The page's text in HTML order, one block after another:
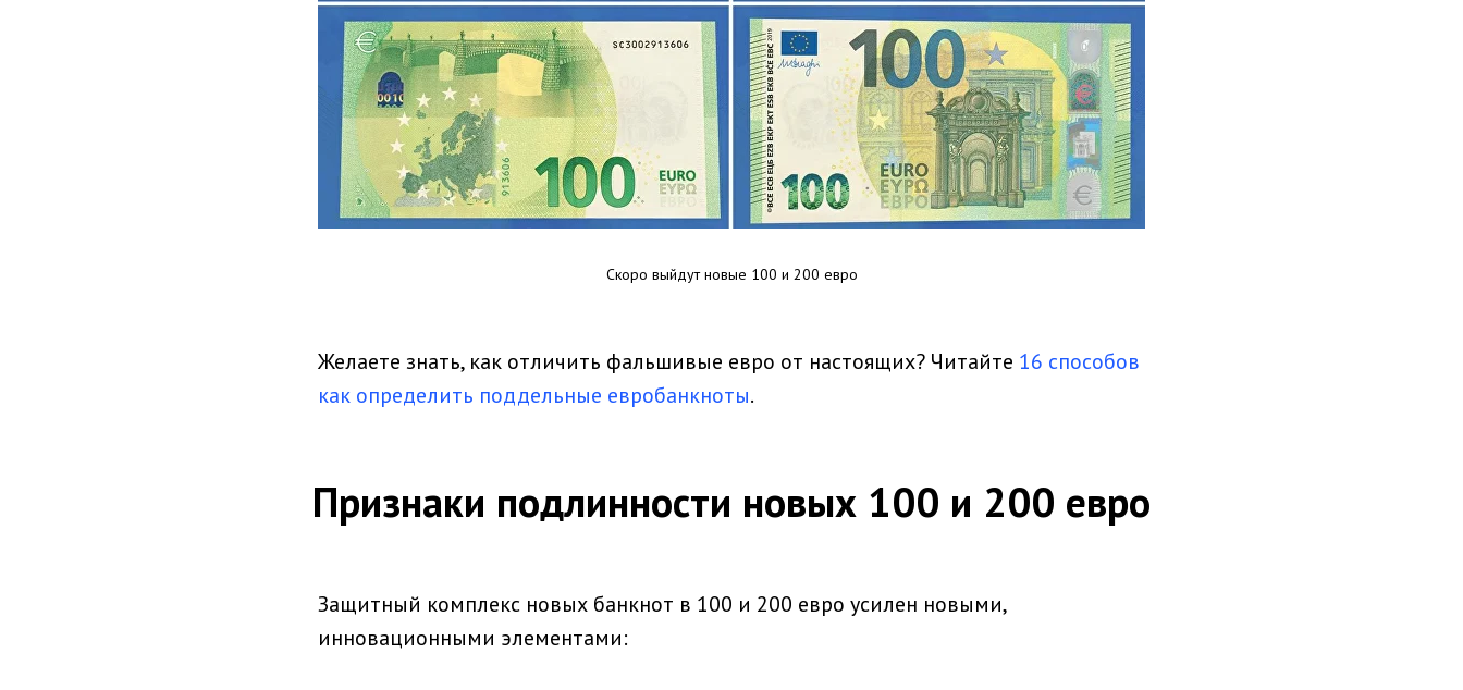
Скоро выйдут новые 100 и 200 евро
Желаете знать, как отличить фальшивые евро от настоящих? Читайте 16 способов
как определить поддельные евробанкноты.
Признаки подлинности новых 100 и 200 евро
Защитный комплекс новых банкнот в 100 и 200 евро усилен новыми,
инновационными элементами: